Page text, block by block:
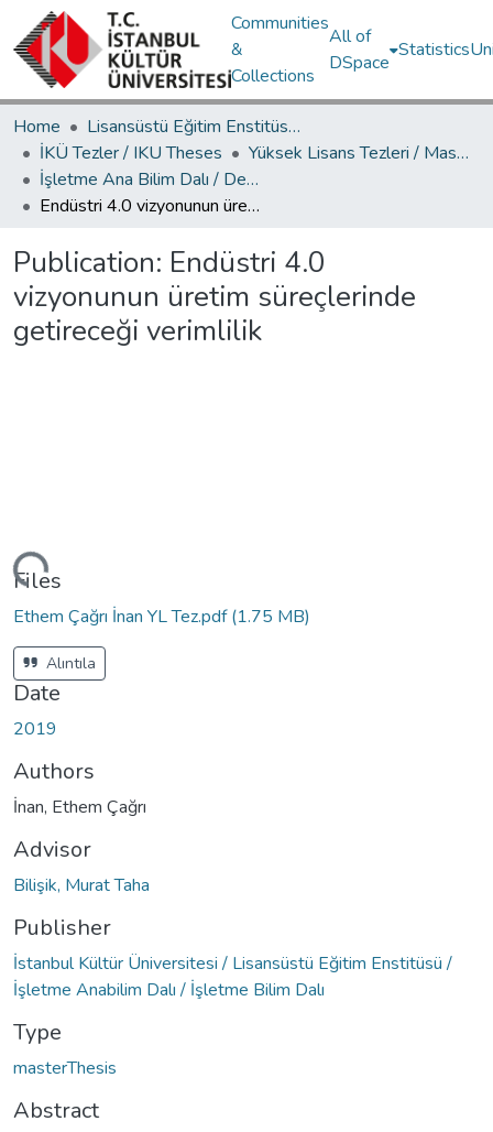
Communities
&
Collections
All of
DSpace
Statistics
Home
Lisansüstü Eğitim Enstitüsü / Postgraduate Education Institute
İKÜ Tezler / IKU Theses
Yüksek Lisans Tezleri / Master's Theses
İşletme Ana Bilim Dalı / Department of Business Administration
Endüstri 4.0 vizyonunun üretim süreçlerinde getireceği verimlilik
Publication: Endüstri 4.0
vizyonunun üretim süreçlerinde
getireceği verimlilik
Files
Ethem Çağrı İnan YL Tez.pdf(1.75 MB)
Alıntıla
Date
2019
Authors
İnan, Ethem Çağrı
Advisor
Bilişik, Murat Taha
Publisher
İstanbul Kültür Üniversitesi / Lisansüstü Eğitim Enstitüsü /
İşletme Anabilim Dalı / İşletme Bilim Dalı
Type
masterThesis
Abstract